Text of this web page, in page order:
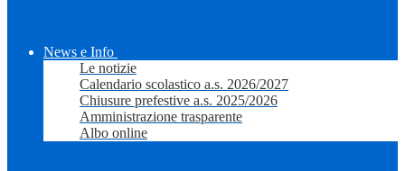
News e Info
Le notizie
Calendario scolastico a.s. 2026/2027
Chiusure prefestive a.s. 2025/2026
Amministrazione trasparente
Albo online